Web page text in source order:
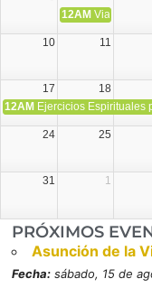
12AM Viaje
10 11
17 18
12AM Ejercicios Espirituales
24 25
31 1
PRÓXIMOS
Asunción de la
Fecha: sábado, 15 de